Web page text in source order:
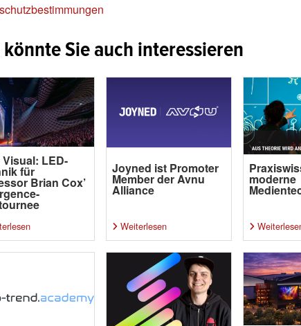
könnte Sie auch interessieren
Visual: LED-
für
Brian Cox’
Joyned ist Promoter
Member der Avnu
Alliance
Weiterlesen
moderne